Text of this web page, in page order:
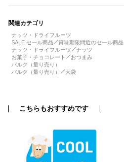
関連カテゴリ
ナッツ・ドライフルーツ
SALE セール商品
賞味期限間近のセール商品
ナッツ・ドライフルーツ
ナッツ
お菓子・チョコレート
おつまみ
バルク（量り売り）
バルク（量り売り）
大袋
こちらもおすすめです